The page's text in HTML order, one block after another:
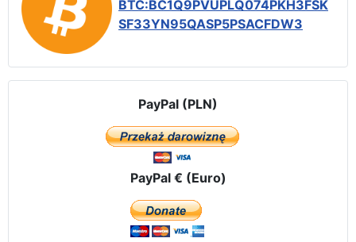
BTC:BC1Q9PVUPLQ074PKH3FSK
SF33YN95QASP5PSACFDW3
PayPal (PLN)
PayPal € (Euro)